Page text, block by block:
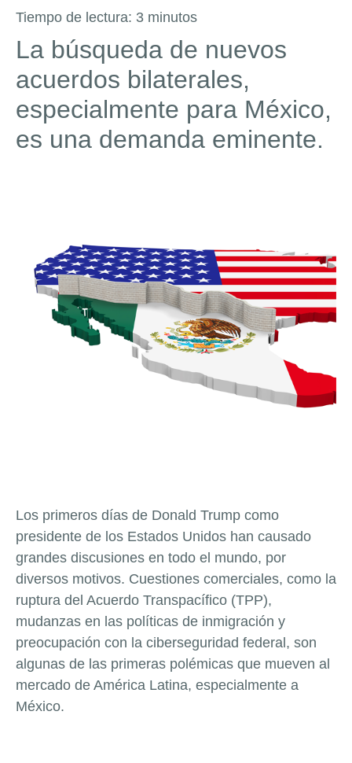
Tiempo de lectura: 3 minutos
La búsqueda de nuevos
acuerdos bilaterales,
especialmente para México,
es una demanda eminente.
Los primeros días de Donald Trump como
presidente de los Estados Unidos han causado
grandes discusiones en todo el mundo, por
diversos motivos. Cuestiones comerciales, como la
ruptura del Acuerdo Transpacífico (TPP),
mudanzas en las políticas de inmigración y
preocupación con la ciberseguridad federal, son
algunas de las primeras polémicas que mueven al
mercado de América Latina, especialmente a
México.